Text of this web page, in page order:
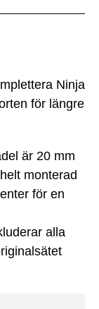
Ninja
för längre
är 20 mm
monterad
för en
alla